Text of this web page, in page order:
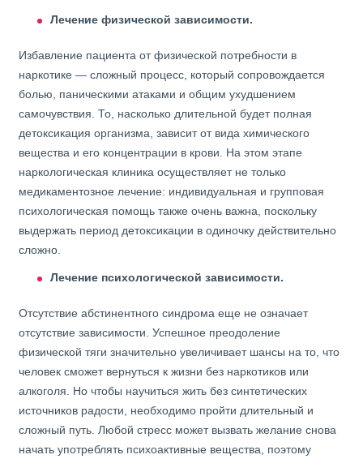
Лечение физической зависимости.
Избавление пациента от физической потребности в
наркотике — сложный процесс, который сопровождается
болью, паническими атаками и общим ухудшением
самочувствия. То, насколько длительной будет полная
детоксикация организма, зависит от вида химического
вещества и его концентрации в крови. На этом этапе
наркологическая клиника осуществляет не только
медикаментозное лечение: индивидуальная и групповая
психологическая помощь также очень важна, поскольку
выдержать период детоксикации в одиночку действительно
сложно.
Лечение психологической зависимости.
Отсутствие абстинентного синдрома еще не означает
отсутствие зависимости. Успешное преодоление
физической тяги значительно увеличивает шансы на то, что
человек сможет вернуться к жизни без наркотиков или
алкоголя. Но чтобы научиться жить без синтетических
источников радости, необходимо пройти длительный и
сложный путь. Любой стресс может вызвать желание снова
начать употреблять психоактивные вещества, поэтому